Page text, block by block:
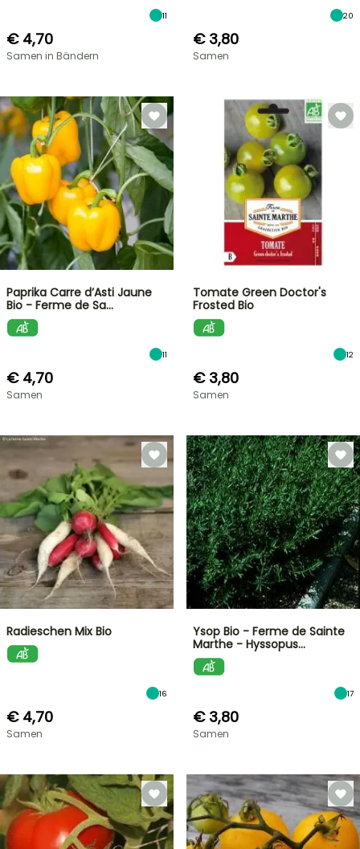
11
€ 4,70
Samen in Bändern
20
€ 3,80
Samen
Paprika Carre d’Asti Jaune
Bio - Ferme de Sa…
11
€ 4,70
Samen
Tomate Green Doctor's
Frosted Bio
12
€ 3,80
Samen
Radieschen Mix Bio
16
€ 4,70
Samen
Ysop Bio - Ferme de Sainte
Marthe - Hyssopus…
17
€ 3,80
Samen